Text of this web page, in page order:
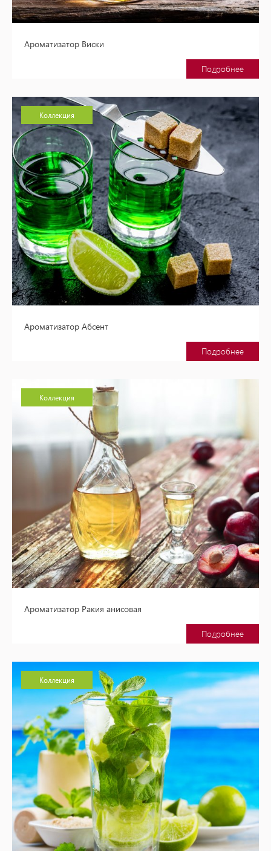
Ароматизатор Виски
Подробнее
Коллекция
Ароматизатор Абсент
Подробнее
Коллекция
Ароматизатор Ракия анисовая
Подробнее
Коллекция